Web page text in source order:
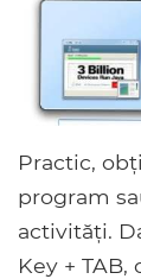
Practic,
program
activități.
Key +